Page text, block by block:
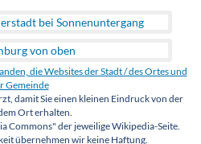
die Websites der Stadt / des Ortes und
Gemeinde
damit Sie einen kleinen Eindruck von der
Ort erhalten.
Commons" der jeweilige Wikipedia-Seite.
übernehmen wir keine Haftung.